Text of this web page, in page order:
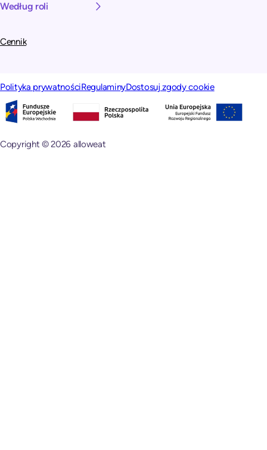
Według roli
Cennik
Copyright © 2026 alloweat
Polityka prywatnościRegulaminyDostosuj zgody cookie